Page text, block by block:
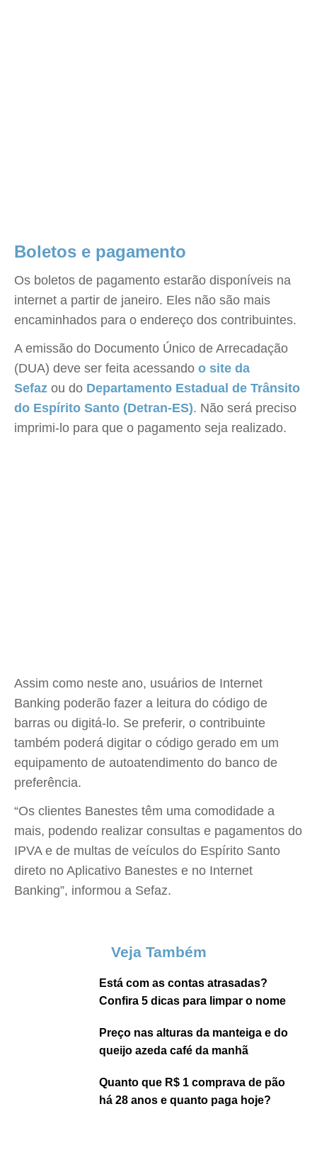
Boletos e pagamento
Os boletos de pagamento estarão disponíveis na
internet a partir de janeiro. Eles não são mais
encaminhados para o endereço dos contribuintes.
A emissão do Documento Único de Arrecadação
(DUA) deve ser feita acessando o site da
Sefaz ou do Departamento Estadual de Trânsito
do Espírito Santo (Detran-ES). Não será preciso
imprimi-lo para que o pagamento seja realizado.
Assim como neste ano, usuários de Internet
Banking poderão fazer a leitura do código de
barras ou digitá-lo. Se preferir, o contribuinte
também poderá digitar o código gerado em um
equipamento de autoatendimento do banco de
preferência.
“Os clientes Banestes têm uma comodidade a
mais, podendo realizar consultas e pagamentos do
IPVA e de multas de veículos do Espírito Santo
direto no Aplicativo Banestes e no Internet
Banking”, informou a Sefaz.
Veja Também
Está com as contas atrasadas?
Confira 5 dicas para limpar o nome
Preço nas alturas da manteiga e do
queijo azeda café da manhã
Quanto que R$ 1 comprava de pão
há 28 anos e quanto paga hoje?